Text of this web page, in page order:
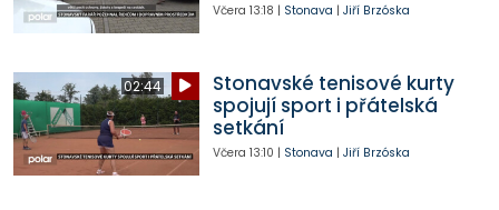
Včera 13:18 | Stonava | Jiří Brzóska
02:44
Stonavské tenisové kurty
spojují sport i přátelská
setkání
Včera 13:10 | Stonava | Jiří Brzóska